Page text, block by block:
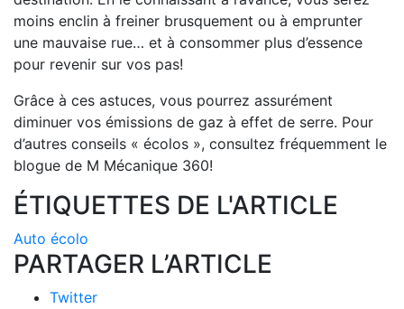
moins enclin à freiner brusquement ou à emprunter
une mauvaise rue… et à consommer plus d’essence
pour revenir sur vos pas!
Grâce à ces astuces, vous pourrez assurément
diminuer vos émissions de gaz à effet de serre. Pour
d’autres conseils « écolos », consultez fréquemment le
blogue de M Mécanique 360!
ÉTIQUETTES DE L'ARTICLE
Auto écolo
PARTAGER L’ARTICLE
Twitter